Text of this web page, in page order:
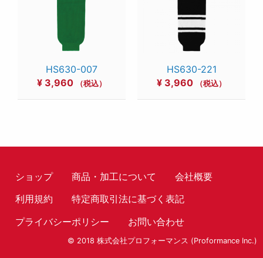
HS630-007
¥ 3,960 （税込）
HS630-221
¥ 3,960 （税込）
ショップ 商品・加工について
会社概要
利用規約
特定商取引法に基づく表記
プライバシーポリシー
お問い合わせ
© 2018 株式会社プロフォーマンス (Proformance Inc.)